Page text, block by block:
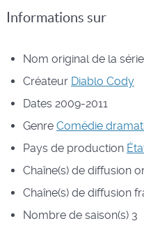
Informations sur
Nom original de la série
Créateur Diablo Cody
Dates 2009-2011
Genre Comédie
Pays de production
Chaîne(s) de diffusion
Chaîne(s) de diffusion
Nombre de saison(s) 3